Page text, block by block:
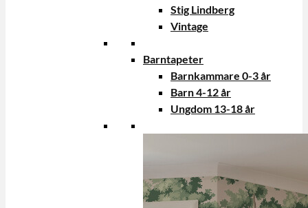
Stig Lindberg
Vintage
Barntapeter
Barnkammare 0-3 år
Barn 4-12 år
Ungdom 13-18 år